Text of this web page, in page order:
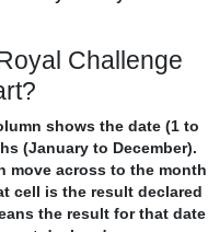
Challenge
shows the date (1 to
(January to December).
move across to the month
cell is the result declared
the result for that date